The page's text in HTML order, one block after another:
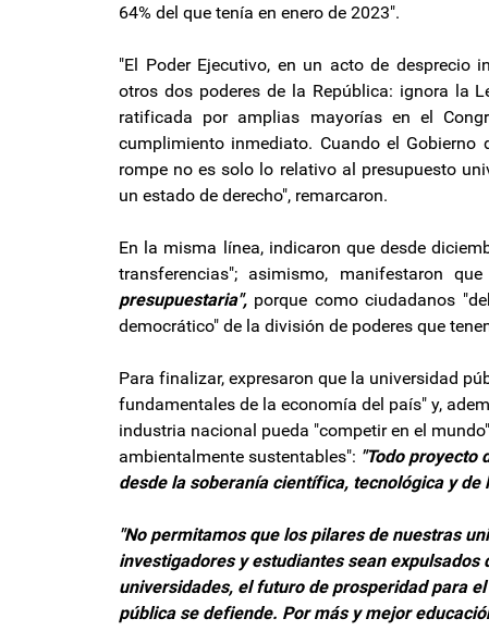
64% del que tenía en enero de 2023".
"El Poder Ejecutivo, en un acto de desprecio
otros dos poderes de la República: ignora la
ratificada por amplias mayorías en el
cumplimiento inmediato. Cuando el
rompe no es solo lo relativo al presupuesto
un estado de derecho", remarcaron.
En la misma línea, indicaron que desde
transferencias"; asimismo, manifestaron
presupuestaria", porque como ciudadanos
democrático" de la división de poderes que
Para finalizar, expresaron que la universidad
fundamentales de la economía del país" y,
industria nacional pueda "competir en el
ambientalmente sustentables": "Todo proyecto
desde la soberanía científica, tecnológica y de
"No permitamos que los pilares de nuestras
investigadores y estudiantes sean
universidades, el futuro de prosperidad para
pública se defiende. Por más y mejor